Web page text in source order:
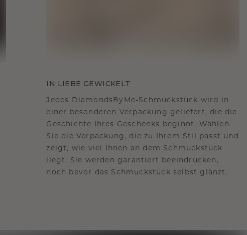
IN LIEBE GEWICKELT
Jedes DiamondsByMe-Schmuckstück wird in
einer besonderen Verpackung geliefert, die die
Geschichte Ihres Geschenks beginnt. Wählen
Sie die Verpackung, die zu Ihrem Stil passt und
zeigt, wie viel Ihnen an dem Schmuckstück
liegt. Sie werden garantiert beeindrucken,
noch bevor das Schmuckstück selbst glänzt.